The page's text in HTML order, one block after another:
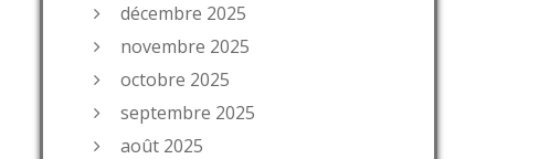
décembre 2025
novembre 2025
octobre 2025
septembre 2025
août 2025